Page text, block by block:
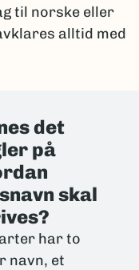
til norske eller
alltid med
det
på
skal
har to
navn, et